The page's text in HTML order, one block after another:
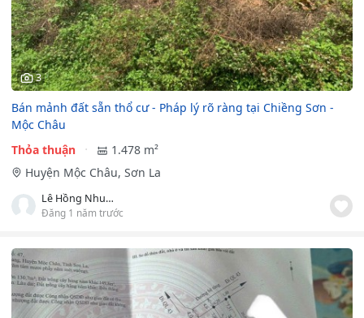
3
Bán mảnh đất sẵn thổ cư - Pháp lý rõ ràng tại Chiềng Sơn -
Mộc Châu
Thỏa thuận
1.478 m²
Huyện Mộc Châu, Sơn La
Lê Hồng Nhung
Đăng 1 năm trước